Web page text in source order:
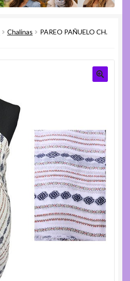
menú
menú
menú
hijo
Chalinas
PAREO PAÑUELO CH.